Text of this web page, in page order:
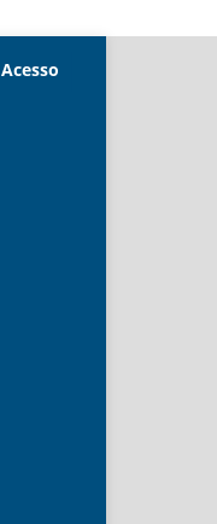
Acesso